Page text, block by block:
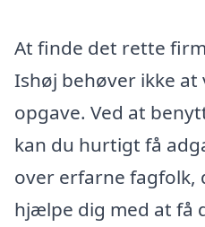
At finde det rette
Ishøj behøver ikke
opgave. Ved at
kan du hurtigt få
over erfarne fagfolk,
hjælpe dig med at få